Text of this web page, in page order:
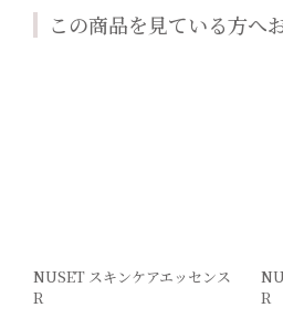
この商品を見ている方へ
NUSET スキンケアエッセンス
R
R